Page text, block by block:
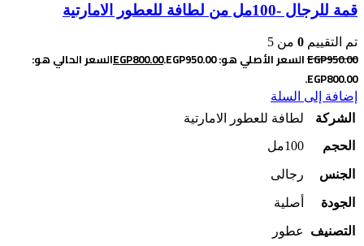
قمة للرجال -100مل من لطافة للعطور الامارتية
تم التقييم 0 من 5
EGP950.00 السعر الأصلي هو: EGP950.00. EGP800.00
السعر الحالي هو:
EGP800.00.
إضافة إلى السلة
الشركة
لطافة للعطور الامارتية
الحجم
100مل
الجنس رجالى
الجودة أصلية
التصنيف
عطور